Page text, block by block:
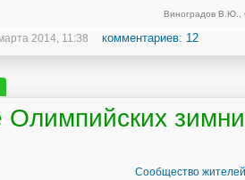
Виноградов В.Ю.
2014, 11:38 комментариев: 12
Олимпийских
Сообщество